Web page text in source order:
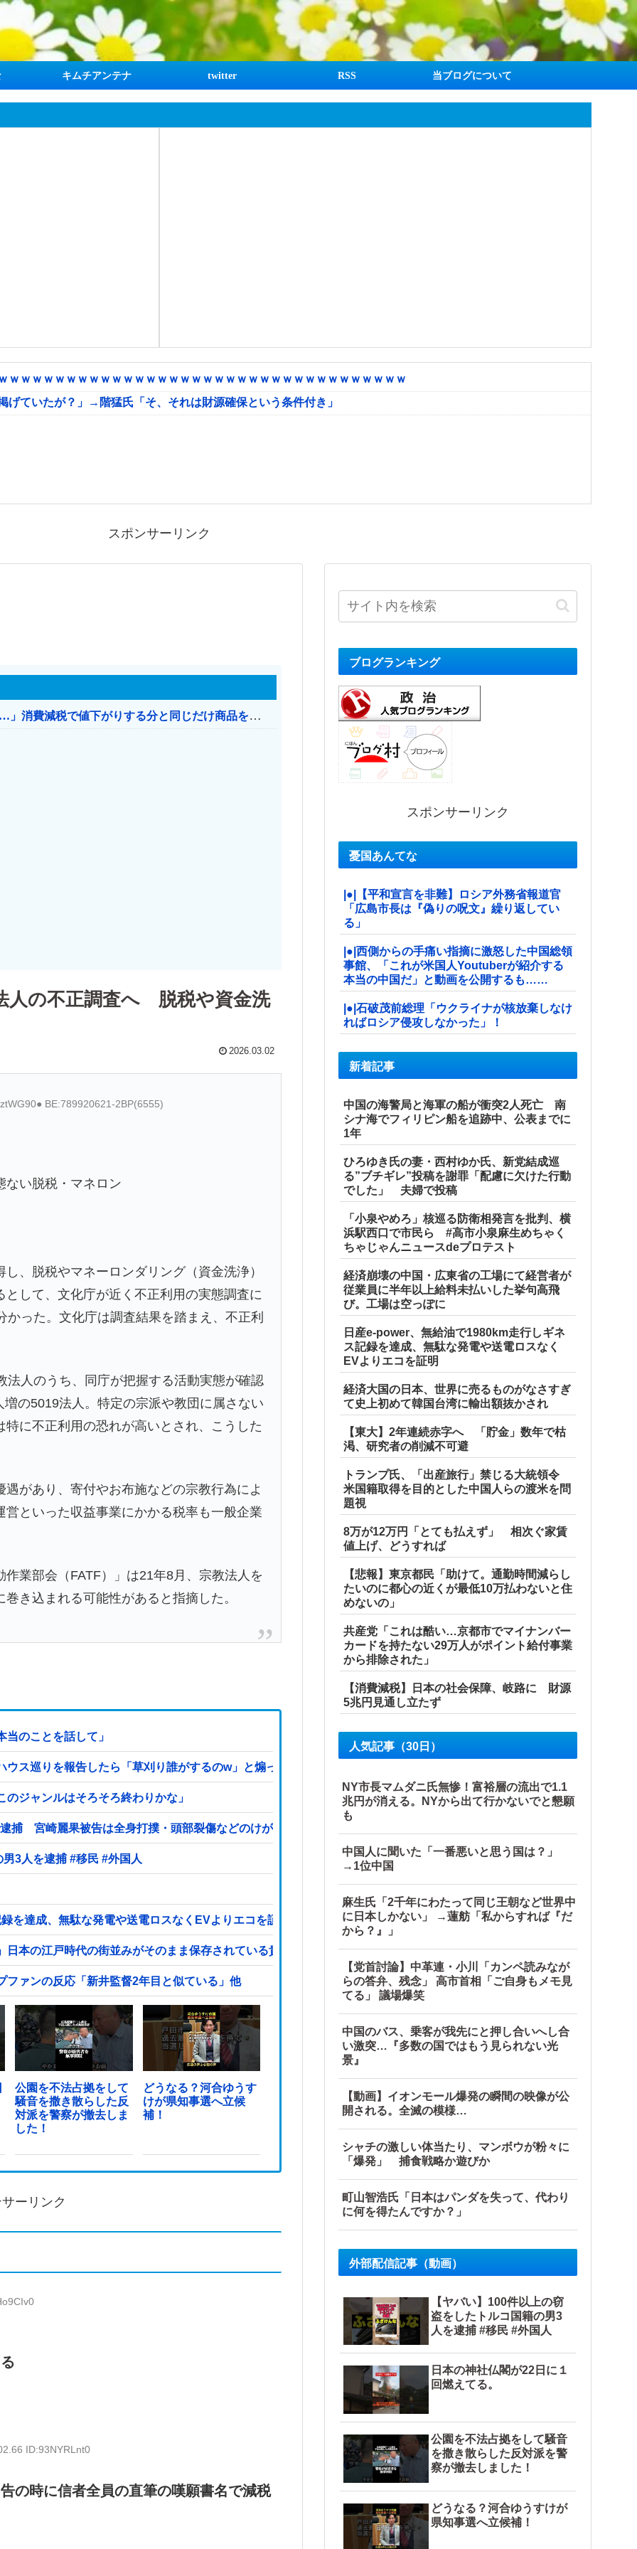
キムチアンテナ twitter RSS 当ブログについて
ｗｗｗｗｗｗｗｗｗｗｗｗｗｗｗｗｗｗｗｗｗｗｗｗｗｗｗｗｗｗｗｗｗｗ
ていたが？」→階猛氏「そ、それは財源確保という条件付き」
スポンサーリンク
【消費税率1％】 「下げるのが筋なんですけど…」消費減税で値下がりする分と同じだけ商品を値上げして店頭価格を変えない店も
の不正調査へ 脱税や資金洗
2026.03.02
BE:789920621-2BP(6555)
い脱税・マネロン
、脱税やマネーロンダリング（資金洗浄）
して、文化庁が近く不正利用の実態調査に
った。文化庁は調査結果を踏まえ、不正利
人のうち、同庁が把握する活動実態が確認
の5019法人。特定の宗派や教団に属さない
に不正利用の恐れが高いとされ、こうした
があり、寄付やお布施などの宗教行為によ
といった収益事業にかかる税率も一般企業
業部会（FATF）」は21年8月、宗教法人を
き込まれる可能性があると指摘した。
のことを話して」
ウス巡りを報告したら「草刈り誰がするのw」と煽ってきたので…旦那が放った「一言」に義母オロオロｗｗ←嫌味を逆手
ジャンルはそろそろ終わりかな」
捕 宮崎麗果被告は全身打撲・頭部裂傷などのけが
【ヤバい】100件以上の窃盗をしたトルコ国籍の男3人を逮捕 #移民 #外国人
を達成、無駄な発電や送電ロスなくEVよりエコを証明
本の江戸時代の街並みがそのまま保存されている貴重な場所とは・・・？【海外の反応】
ァンの反応「新井監督2年目と似ている」他
公園を不法占拠をして
騒音を撒き散らした反
対派を警察が撤去しま
した！
どうなる？河合ゆうす
けが県知事選へ立候
補！
ーリンク
ID:93NYRLnt0
の時に信者全員の直筆の嘆願書名で減税
ブログランキング
スポンサーリンク
憂国あんてな
|●|【平和宣言を非難】ロシア外務省報道官
「広島市長は『偽りの呪文』繰り返してい
る」
|●|西側からの手痛い指摘に激怒した中国総領
事館、「これが米国人Youtuberが紹介する
本当の中国だ」と動画を公開するも……
|●|石破茂前総理「ウクライナが核放棄しなけ
ればロシア侵攻しなかった」！
新着記事
中国の海警局と海軍の船が衝突2人死亡 南
シナ海でフィリピン船を追跡中、公表までに
1年
ひろゆき氏の妻・西村ゆか氏、新党結成巡
る”ブチギレ”投稿を謝罪「配慮に欠けた行動
でした」 夫婦で投稿
「小泉やめろ」核巡る防衛相発言を批判、横
浜駅西口で市民ら #高市小泉麻生めちゃく
ちゃじゃんニュースdeプロテスト
経済崩壊の中国・広東省の工場にて経営者が
従業員に半年以上給料未払いした挙句高飛
び。工場は空っぽに
日産e-power、無給油で1980km走行しギネ
ス記録を達成、無駄な発電や送電ロスなく
EVよりエコを証明
経済大国の日本、世界に売るものがなさすぎ
て史上初めて韓国台湾に輸出額抜かされ
【東大】2年連続赤字へ 「貯金」数年で枯
渇、研究者の削減不可避
トランプ氏、「出産旅行」禁じる大統領令
米国籍取得を目的とした中国人らの渡米を問
題視
8万が12万円「とても払えず」 相次ぐ家賃
値上げ、どうすれば
【悲報】東京都民「助けて。通勤時間減らし
たいのに都心の近くが最低10万払わないと住
めないの」
共産党「これは酷い…京都市でマイナンバー
カードを持たない29万人がポイント給付事業
から排除された」
【消費減税】日本の社会保障、岐路に 財源
5兆円見通し立たず
人気記事（30日）
NY市長マムダニ氏無惨！富裕層の流出で1.1
兆円が消える。NYから出て行かないでと懇願
も
中国人に聞いた「一番悪いと思う国は？」
→1位中国
麻生氏「2千年にわたって同じ王朝など世界中
に日本しかない」 →蓮舫「私からすれば『だ
から？』」
【党首討論】中革連・小川「カンペ読みなが
らの答弁、残念」 高市首相「ご自身もメモ見
てる」 議場爆笑
中国のバス、乗客が我先にと押し合いへし合
い激突…『多数の国ではもう見られない光
景』
【動画】イオンモール爆発の瞬間の映像が公
開される。全滅の模様…
シャチの激しい体当たり、マンボウが粉々に
「爆発」 捕食戦略か遊びか
町山智浩氏「日本はパンダを失って、代わり
に何を得たんですか？」
外部配信記事（動画）
【ヤバい】100件以上の窃
盗をしたトルコ国籍の男3
人を逮捕 #移民 #外国人
日本の神社仏閣が22日に１
回燃えてる。
公園を不法占拠をして騒音
を撒き散らした反対派を警
察が撤去しました！
どうなる？河合ゆうすけが
県知事選へ立候補！